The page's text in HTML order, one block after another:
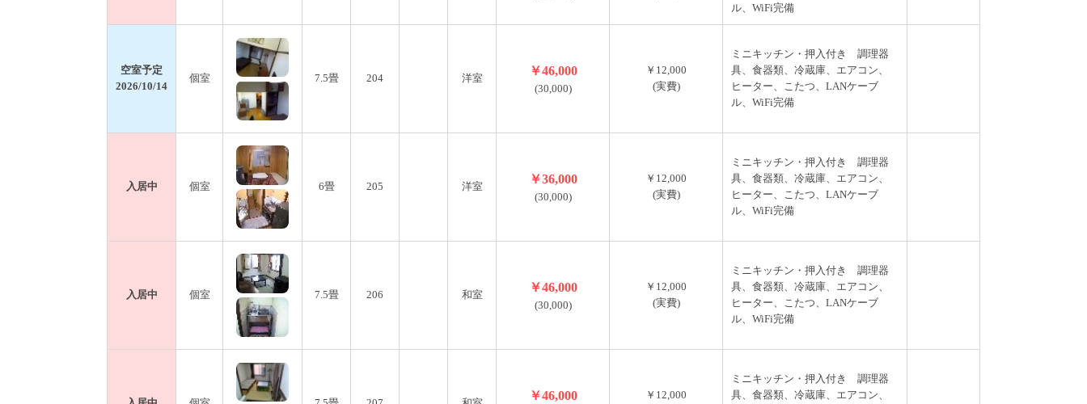
ル、WiFi完備
空室予定
2026/10/14
個室 7.5畳 204 洋室
￥46,000
(30,000)
￥12,000
(実費)
ミニキッチン・押入付き 調理器
具、食器類、冷蔵庫、エアコン、
ヒーター、こたつ、LANケーブ
ル、WiFi完備
入居中 個室 6畳 205 洋室
￥36,000
(30,000)
￥12,000
(実費)
ミニキッチン・押入付き 調理器
具、食器類、冷蔵庫、エアコン、
ヒーター、こたつ、LANケーブ
ル、WiFi完備
入居中 個室 7.5畳 206 和室
￥46,000
(30,000)
￥12,000
(実費)
ミニキッチン・押入付き 調理器
具、食器類、冷蔵庫、エアコン、
ヒーター、こたつ、LANケーブ
ル、WiFi完備
￥46,000 ￥12,000
ミニキッチン・押入付き 調理器
具、食器類、冷蔵庫、エアコン、